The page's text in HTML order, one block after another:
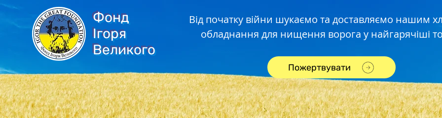
Фонд
Ігоря
Великого
Від початку війни шукаємо та доставляємо нашим
обладнання для нищення ворога у найгарячіші
Пожертвувати